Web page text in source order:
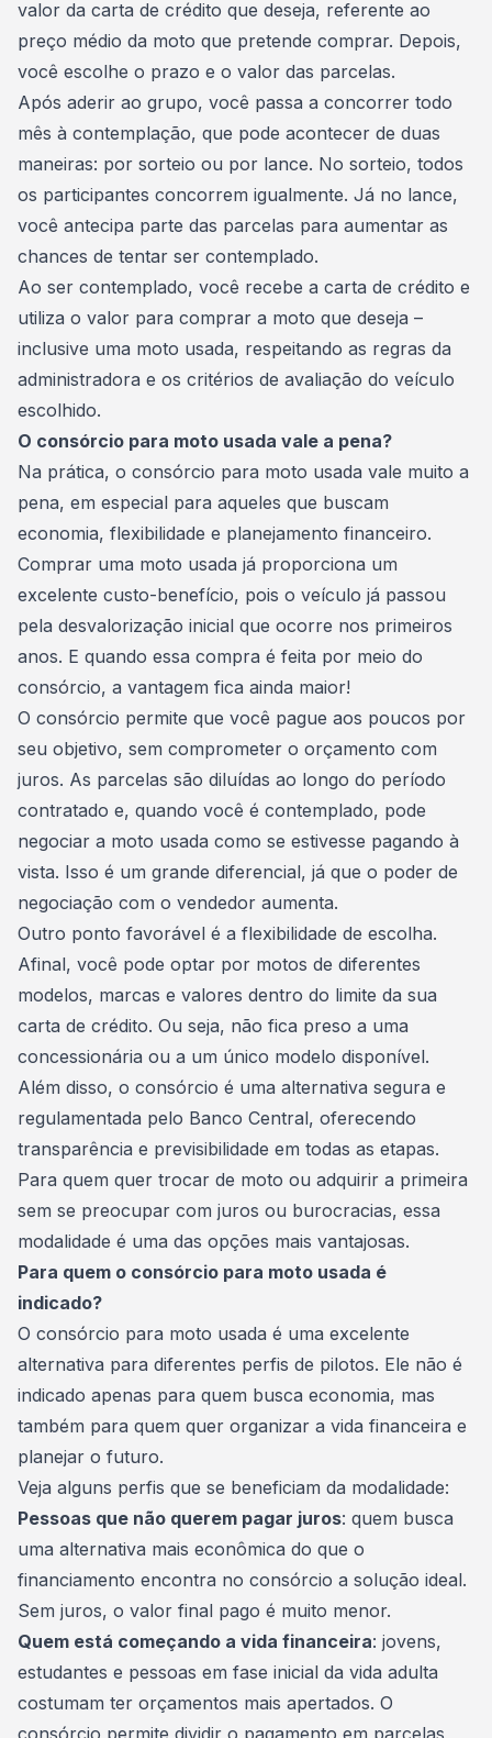
valor da carta de crédito que deseja, referente ao
preço médio da moto que pretende comprar. Depois,
você escolhe o prazo e o valor das parcelas.
Após aderir ao grupo, você passa a concorrer todo
mês à contemplação, que pode acontecer de duas
maneiras: por sorteio ou por lance. No sorteio, todos
os participantes concorrem igualmente. Já no lance,
você antecipa parte das parcelas para aumentar as
chances de tentar ser contemplado.
Ao ser contemplado, você recebe a carta de crédito e
utiliza o valor para comprar a moto que deseja –
inclusive uma moto usada, respeitando as regras da
administradora e os critérios de avaliação do veículo
escolhido.
O consórcio para moto usada vale a pena?
Na prática, o consórcio para moto usada vale muito a
pena, em especial para aqueles que buscam
economia, flexibilidade e planejamento financeiro.
Comprar uma moto usada já proporciona um
excelente custo-benefício, pois o veículo já passou
pela desvalorização inicial que ocorre nos primeiros
anos. E quando essa compra é feita por meio do
consórcio, a vantagem fica ainda maior!
O consórcio permite que você pague aos poucos por
seu objetivo, sem comprometer o orçamento com
juros. As parcelas são diluídas ao longo do período
contratado e, quando você é contemplado, pode
negociar a moto usada como se estivesse pagando à
vista. Isso é um grande diferencial, já que o poder de
negociação com o vendedor aumenta.
Outro ponto favorável é a flexibilidade de escolha.
Afinal, você pode optar por motos de diferentes
modelos, marcas e valores dentro do limite da sua
carta de crédito. Ou seja, não fica preso a uma
concessionária ou a um único modelo disponível.
Além disso, o consórcio é uma alternativa segura e
regulamentada pelo Banco Central, oferecendo
transparência e previsibilidade em todas as etapas.
Para quem quer trocar de moto ou adquirir a primeira
sem se preocupar com juros ou burocracias, essa
modalidade é uma das opções mais vantajosas.
Para quem o consórcio para moto usada é
indicado?
O consórcio para moto usada é uma excelente
alternativa para diferentes perfis de pilotos. Ele não é
indicado apenas para quem busca economia, mas
também para quem quer organizar a vida financeira e
planejar o futuro.
Veja alguns perfis que se beneficiam da modalidade:
Pessoas que não querem pagar juros: quem busca
uma alternativa mais econômica do que o
financiamento encontra no consórcio a solução ideal.
Sem juros, o valor final pago é muito menor.
Quem está começando a vida financeira: jovens,
estudantes e pessoas em fase inicial da vida adulta
costumam ter orçamentos mais apertados. O
consórcio permite dividir o pagamento em parcelas